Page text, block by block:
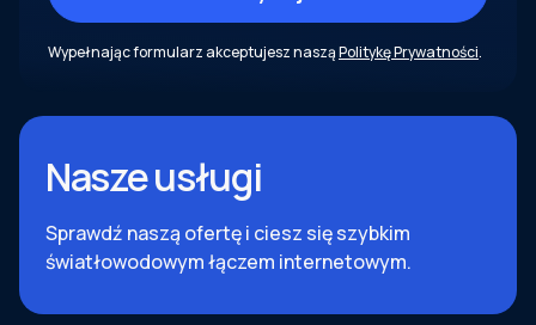
Wypełnając formularz akceptujesz nasząPolitykę Prywatności.
Nasze usługi
Sprawdź naszą ofertę i ciesz się szybkim
światłowodowym łączem internetowym.